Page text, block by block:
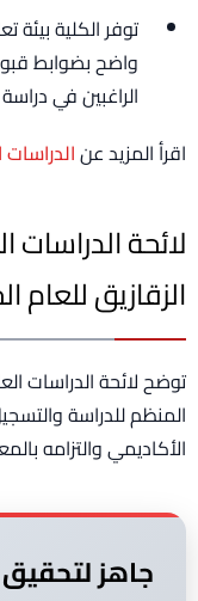
توفر الكلية بيئة
واضح بضوابط
الراغبين في
اقرأ المزيد عنالدراسات
لائحة الدراسات
الزقازيق للعام
توضح لائحة الدراسات
المنظم للدراسة
الأكاديمي والتزامه
جاهز